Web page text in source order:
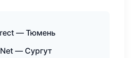
— Тюмень
— Сургут